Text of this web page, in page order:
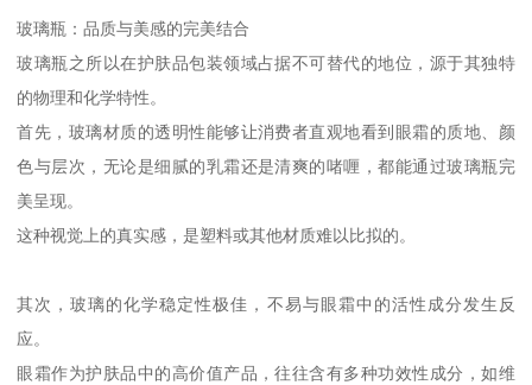
玻璃瓶：品质与美感的完美结合
玻璃瓶之所以在护肤品包装领域占据不可替代的地位，源于其独特
的物理和化学特性。
首先，玻璃材质的透明性能够让消费者直观地看到眼霜的质地、颜
色与层次，无论是细腻的乳霜还是清爽的啫喱，都能通过玻璃瓶完
美呈现。
这种视觉上的真实感，是塑料或其他材质难以比拟的。
其次，玻璃的化学稳定性极佳，不易与眼霜中的活性成分发生反
应。
眼霜作为护肤品中的高价值产品，往往含有多种功效性成分，如维